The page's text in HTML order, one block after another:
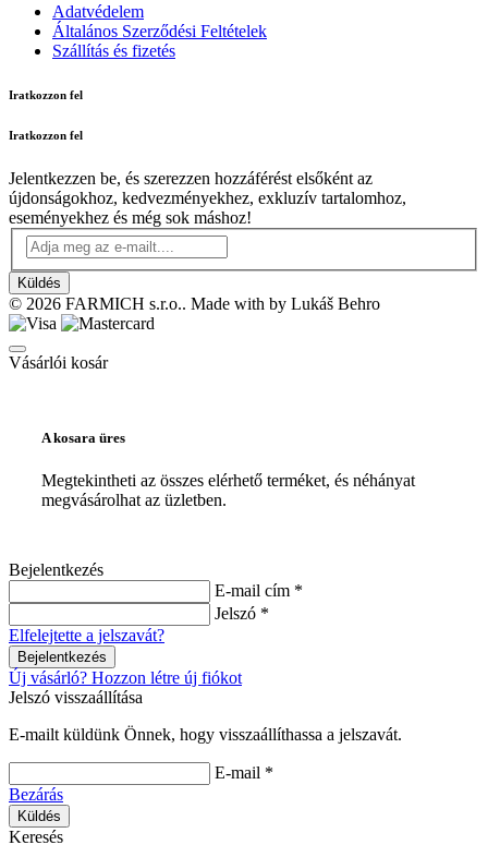
Adatvédelem
Általános Szerződési Feltételek
Szállítás és fizetés
Iratkozzon fel
Iratkozzon fel
Jelentkezzen be, és szerezzen hozzáférést elsőként az
újdonságokhoz, kedvezményekhez, exkluzív tartalomhoz,
eseményekhez és még sok máshoz!
Küldés
© 2026 FARMICH s.r.o.. Made with by Lukáš Behro
Vásárlói kosár
A kosara üres
Megtekintheti az összes elérhető terméket, és néhányat
megvásárolhat az üzletben.
Bejelentkezés
E-mail cím *
Jelszó *
Elfelejtette a jelszavát?
Bejelentkezés
Új vásárló? Hozzon létre új fiókot
Jelszó visszaállítása
E-mailt küldünk Önnek, hogy visszaállíthassa a jelszavát.
E-mail *
Bezárás
Küldés
Keresés